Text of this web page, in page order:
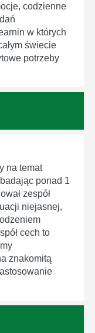
codzienne
w których
świecie
potrzeby
na temat
ponad 1
zespół
niejasnej,
cech to
znakomitą